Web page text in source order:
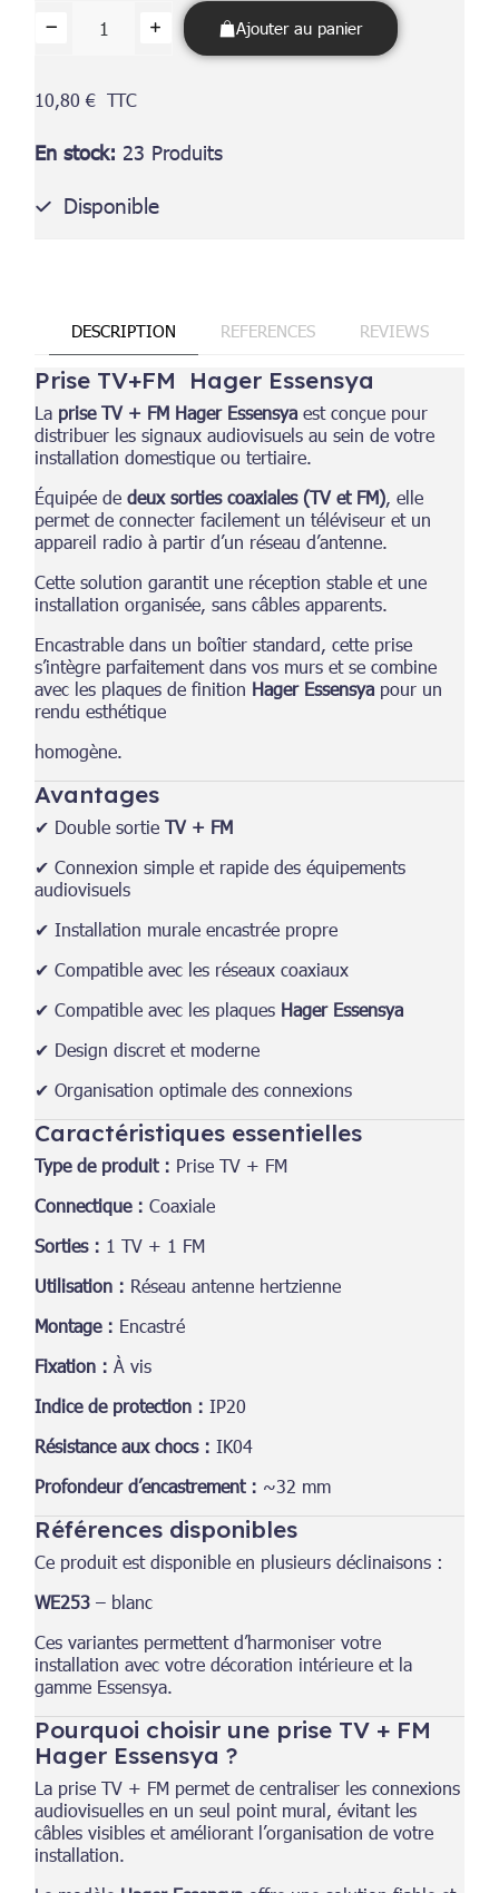
Ajouter au panier
10,80 € TTC
En stock 23 Produits
Disponible
DESCRIPTION REFERENCES REVIEWS
Prise TV+FM Hager Essensya
La prise TV + FM Hager Essensya est conçue pour
distribuer les signaux audiovisuels au sein de votre
installation domestique ou tertiaire.
Équipée dedeux sorties coaxiales (TV et FM), elle
permet de connecter facilement un téléviseur et un
appareil radio à partir d’un réseau d’antenne.
Cette solution garantit une réception stable et une
installation organisée, sans câbles apparents.
Encastrable dans un boîtier standard, cette prise
s’intègre parfaitement dans vos murs et se combine
avec les plaques de finition Hager Essensya pour un
rendu esthétique
homogène.
Avantages
✔ Double sortieTV + FM
✔ Connexion simple et rapide des équipements
audiovisuels
✔ Installation murale encastrée propre
✔ Compatible avec les réseaux coaxiaux
✔ Compatible avec les plaques Hager Essensya
✔ Design discret et moderne
✔ Organisation optimale des connexions
Caractéristiques essentielles
Type de produit : Prise TV + FM
Connectique : Coaxiale
Sorties : 1 TV + 1 FM
Utilisation : Réseau antenne hertzienne
Montage : Encastré
Fixation : À vis
Indice de protection : IP20
Résistance aux chocs : IK04
Profondeur d’encastrement : ~32 mm
Références disponibles
Ce produit est disponible en plusieurs déclinaisons :
WE253 – blanc
Ces variantes permettent d’harmoniser votre
installation avec votre décoration intérieure et la
gamme Essensya.
Pourquoi choisir une prise TV + FM
Hager Essensya ?
La prise TV + FM permet de centraliser les connexions
audiovisuelles en un seul point mural, évitant les
câbles visibles et améliorant l’organisation de votre
installation.